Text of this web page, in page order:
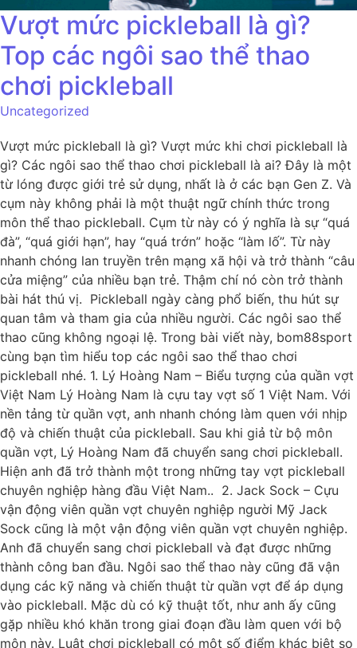
Vượt mức pickleball là gì?
Top các ngôi sao thể thao
chơi pickleball
Uncategorized
Vượt mức pickleball là gì? Vượt mức khi chơi pickleball là
gì? Các ngôi sao thể thao chơi pickleball là ai? Đây là một
từ lóng được giới trẻ sử dụng, nhất là ở các bạn Gen Z. Và
cụm này không phải là một thuật ngữ chính thức trong
môn thể thao pickleball. Cụm từ này có ý nghĩa là sự “quá
đà”, “quá giới hạn”, hay “quá trớn” hoặc “làm lố”. Từ này
nhanh chóng lan truyền trên mạng xã hội và trở thành “câu
cửa miệng” của nhiều bạn trẻ. Thậm chí nó còn trở thành
bài hát thú vị. Pickleball ngày càng phổ biến, thu hút sự
quan tâm và tham gia của nhiều người. Các ngôi sao thể
thao cũng không ngoại lệ. Trong bài viết này, bom88sport
cùng bạn tìm hiểu top các ngôi sao thể thao chơi
pickleball nhé. 1. Lý Hoàng Nam – Biểu tượng của quần vợt
Việt Nam Lý Hoàng Nam là cựu tay vợt số 1 Việt Nam. Với
nền tảng từ quần vợt, anh nhanh chóng làm quen với nhịp
độ và chiến thuật của pickleball. Sau khi giả từ bộ môn
quần vợt, Lý Hoàng Nam đã chuyển sang chơi pickleball.
Hiện anh đã trở thành một trong những tay vợt pickleball
chuyên nghiệp hàng đầu Việt Nam.. 2. Jack Sock – Cựu
vận động viên quần vợt chuyên nghiệp người Mỹ Jack
Sock cũng là một vận động viên quần vợt chuyên nghiệp.
Anh đã chuyển sang chơi pickleball và đạt được những
thành công ban đầu. Ngôi sao thể thao này cũng đã vận
dụng các kỹ năng và chiến thuật từ quần vợt để áp dụng
vào pickleball. Mặc dù có kỹ thuật tốt, như anh ấy cũng
gặp nhiều khó khăn trong giai đoạn đầu làm quen với bộ
môn này. Luật chơi pickleball có một số điểm khác biệt so